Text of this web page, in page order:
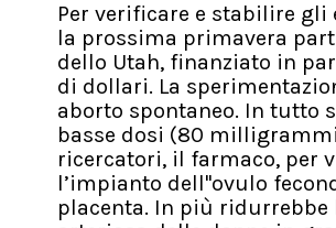
Per verificare e stabilire
la prossima primavera
dello Utah, finanziato in
di dollari. La
aborto spontaneo. In tutto
basse dosi (80
ricercatori, il farmaco, per
l’impianto dell''ovulo
placenta. In più